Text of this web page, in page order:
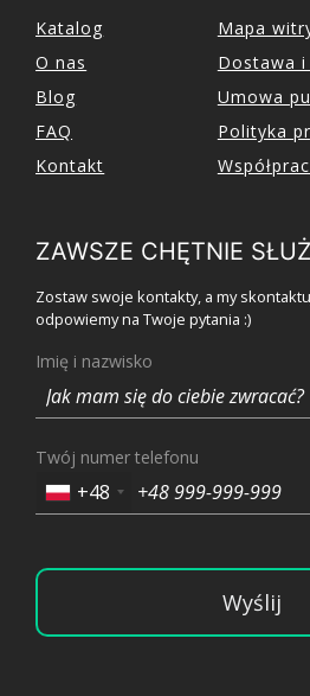
Katalog
O nas
Blog
FAQ
Kontakt
Mapa
Dostawa i
Umowa
Polityka
ZAWSZE CHĘTNIE
Zostaw swoje kontakty, a my
odpowiemy na Twoje pytania :)
Imię i nazwisko
Twój numer telefonu
+48
Wyślij